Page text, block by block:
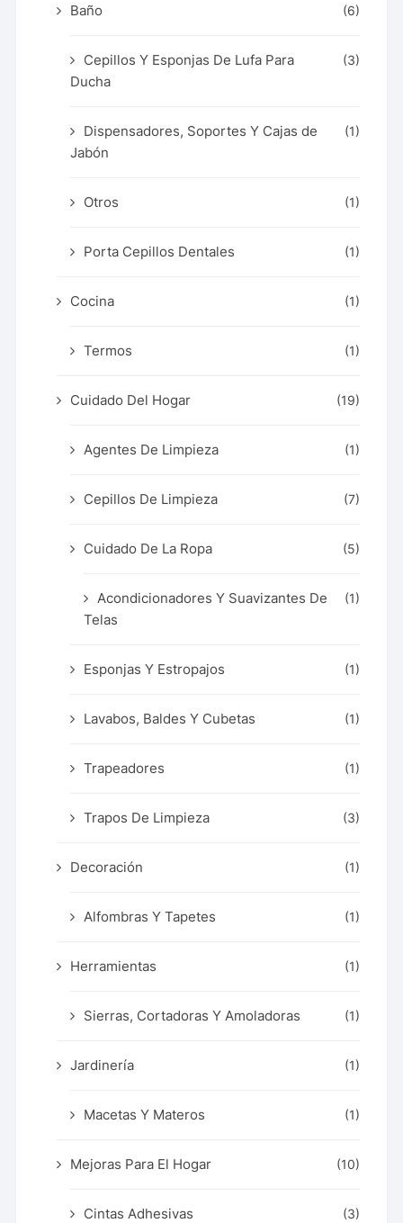
Baño (6)
Cepillos Y Esponjas De Lufa Para
Ducha
(3)
Dispensadores, Soportes Y Cajas de
Jabón
(1)
Otros (1)
Porta Cepillos Dentales (1)
Cocina (1)
Termos (1)
Cuidado Del Hogar (19)
Agentes De Limpieza (1)
Cepillos De Limpieza (7)
Cuidado De La Ropa (5)
Acondicionadores Y Suavizantes De
Telas
(1)
Esponjas Y Estropajos (1)
Lavabos, Baldes Y Cubetas (1)
Trapeadores (1)
Trapos De Limpieza (3)
Decoración (1)
Alfombras Y Tapetes (1)
Herramientas (1)
Sierras, Cortadoras Y Amoladoras (1)
Jardinería (1)
Macetas Y Materos (1)
Mejoras Para El Hogar (10)
Cintas Adhesivas (3)